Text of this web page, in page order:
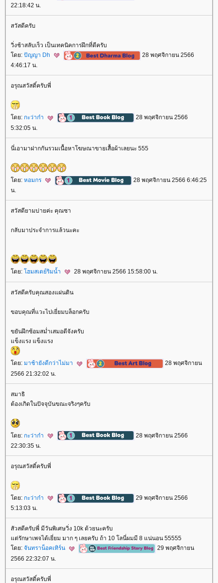
22:18:42 น.
สวัสดีครับ
วิ่งช้าสลับเร็ว เป็นเทคนิคการฝึกที่ดีครับ
ดย: ปัญญา Dh
28 พฤศจิกายน 2566
4:46:17 น.
อรุณสวัสดิ์ครับพี่
ดย: กะว่าก๋า
28 พฤศจิกายน 2566
5:32:05 น.
นี่เอามาฝากกันรวมเนื้อหาโฆษณาขายเสื้อผ้าเลยนะ 555
ดย: หอมกร
28 พฤศจิกายน 2566 6:46:25
น.
สวัสดียามบ่ายค่ะ คุณซา
กลับมาประจำการแล้วนะคะ
ดย: ฮมสเตย์ริมน้ำ 28 พฤศจิกายน 2566 15:58:00 น.
สวัสดีครับคุณสองแผ่นดิน
ขอบคุณที่แวะไปเยี่ยมบล็อกครับ
ขยันฝึกซ้อมสม่ำเสมอดีจังครับ
ข็งแรง แข็งแรง
ดย: มาช้ายังดีกว่าไม่มา
28 พฤศจิกายน
2566 21:32:02 น.
สมาธิ
ต้องเกิดในปัจจุบันขณะจริงๆครับ
ดย: กะว่าก๋า
28 พฤศจิกายน 2566
22:30:35 น.
อรุณสวัสดิ์ครับพี่
ดย: กะว่าก๋า
29 พฤศจิกายน 2566
5:13:03 น.
สัวสดีครับพี่ มีวันพิเศษวิ่ง 10k ด้วยนะครับ
ต่รักษาเพจได้เยี่ยม มาก ๆ เลยครับ ถ้า 10 โลนี่ผมมี 8 แน่นอน 55555
ดย: จันทราน็อคเทิร์น
29 พฤศจิกายน
2566 22:32:07 น.
อรุณสวัสดิ์ครับพี่